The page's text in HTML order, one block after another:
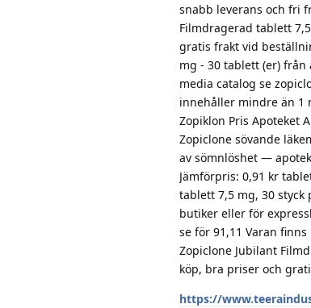
snabb leverans och fri
Filmdragerad tablett
gratis frakt vid
mg - 30 tablett (er)
media catalog se
innehåller mindre än 1
Zopiklon Pris Apoteket
Zopiclone sövande
av sömnlöshet —
Jämförpris: 0,91 kr
tablett 7,5 mg, 30 styck
butiker eller för
se för 91,11 Varan
Zopiclone Jubilant
köp, bra priser och
https://